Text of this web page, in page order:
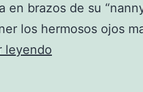
brazos de su
los hermosos ojos
leyendo